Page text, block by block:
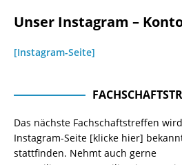
Unser Instagram –
[Instagram-Seite]
Das nächste Fachschaftstreffen
Instagram-Seite [klicke hier]
stattfinden. Nehmt auch gerne